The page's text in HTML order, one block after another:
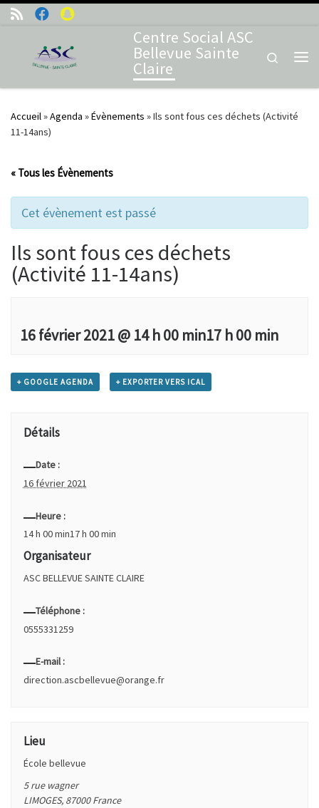
Skip to content
Centre Social ASC
Bellevue Sainte
Claire
Search
Accueil»Agenda »Évènements »Ils sont fous ces déchets (Activité
11-14ans)
« Tous les Évènements
Cet évènement est passé
Ils sont fous ces déchets
(Activité 11-14ans)
16 février 2021 @ 14 h 00 min17 h 00 min
+ GOOGLE AGENDA + EXPORTER VERS ICAL
Détails
Date :
16 février 2021
Heure :
14 h 00 min17 h 00 min
Organisateur
ASC BELLEVUE SAINTE CLAIRE
Téléphone :
0555331259
E-mail :
direction.ascbellevue@orange.fr
Lieu
École bellevue
5 rue wagner
LIMOGES, 87000 France